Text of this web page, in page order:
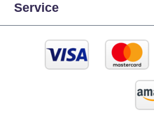
Service